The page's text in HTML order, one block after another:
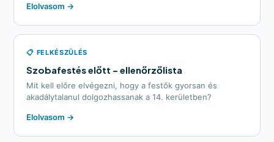
Elolvasom →
📋 FELKÉSZÜLÉS
Szobafestés előtt – ellenőrzőlista
Mit kell előre elvégezni, hogy a festők gyorsan és
akadálytalanul dolgozhassanak a 14. kerületben?
Elolvasom →